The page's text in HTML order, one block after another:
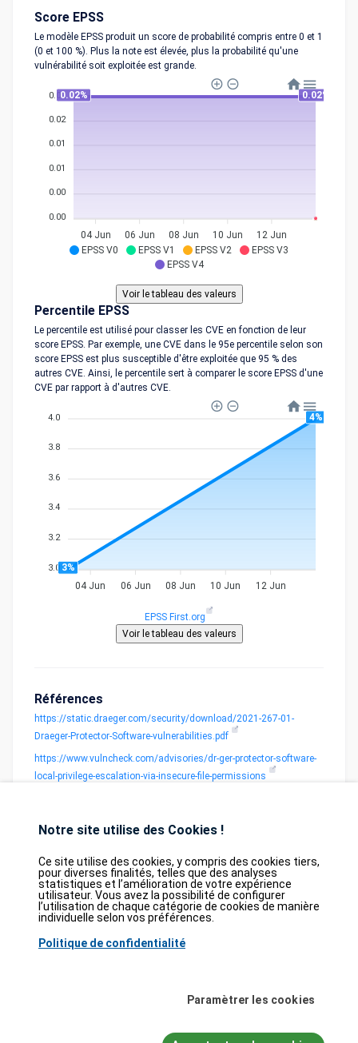
Score EPSS
Le modèle EPSS produit un score de probabilité compris entre 0 et 1
(0 et 100 %). Plus la note est élevée, plus la probabilité qu'une
vulnérabilité soit exploitée est grande.
EPSS V0 EPSS V1 EPSS V2
EPSS V3
EPSS V4
0.02
0.02
0.01
0.01
0.00
0.00
0.02% 0.02%
04 Jun 06 Jun 08 Jun 10 Jun 12 Jun
Percentile EPSS
Le percentile est utilisé pour classer les CVE en fonction de leur
score EPSS. Par exemple, une CVE dans le 95e percentile selon son
score EPSS est plus susceptible d'être exploitée que 95 % des
autres CVE. Ainsi, le percentile sert à comparer le score EPSS d'une
CVE par rapport à d'autres CVE.
4.0
3.8
3.6
3.4
3.2
3.0 3%
4%
04 Jun 06 Jun 08 Jun 10 Jun 12 Jun
EPSS First.org
Références
https://static.draeger.com/security/download/2021-267-01-
Draeger-Protector-Software-vulnerabilities.pdf
https://www.vulncheck.com/advisories/dr-ger-protector-software-
local-privilege-escalation-via-insecure-file-permissions
2026© tesweb SA, bexxo Cyber Security
Database
Partners
GDPR Contact Purchase
National Vulnerability Database (NVD). Le catalogue
Notre site utilise des Cookies !
Ce site utilise des cookies, y compris des cookies tiers,
pour diverses finalités, telles que des analyses
statistiques et l’amélioration de votre expérience
utilisateur. Vous avez la possibilité de configurer
l’utilisation de chaque catégorie de cookies de manière
individuelle selon vos préférences.
Politique de confidentialité
Paramètrer les cookies